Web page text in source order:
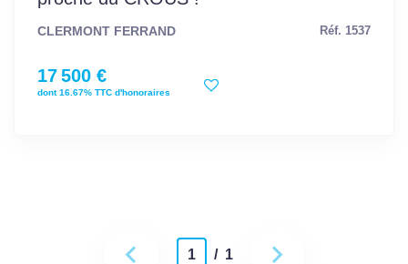
CLERMONT FERRAND Réf. 1537
17 500 €
dont 16.67% TTC d'honoraires
1 / 1